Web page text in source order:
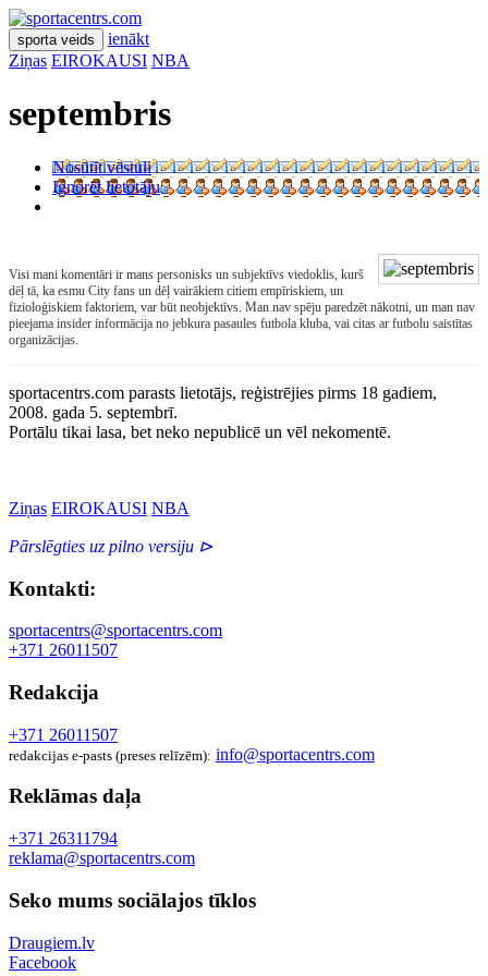
sporta veids
ienākt
Ziņas EIROKAUSI NBA
septembris
Nosūtīt vēstuli
Ignorēt lietotāju
Visi mani komentāri ir mans personisks un subjektīvs viedoklis, kurš
dēļ tā, ka esmu City fans un dēļ vairākiem citiem empīriskiem, un
fizioloģiskiem faktoriem, var būt neobjektīvs. Man nav spēju paredzēt nākotni, un man nav
pieejama insider informācija no jebkura pasaules futbola kluba, vai citas ar futbolu saistītas
organizācijas.
sportacentrs.com parasts lietotājs, reģistrējies pirms 18 gadiem,
2008. gada 5. septembrī.
Portālu tikai lasa, bet neko nepublicē un vēl nekomentē.
Ziņas EIROKAUSI NBA
Pārslēgties uz pilno versiju ⊳
Kontakti:
sportacentrs@sportacentrs.com
+371 26011507
Redakcija
+371 26011507
redakcijas e-pasts (preses relīzēm): info@sportacentrs.com
Reklāmas daļa
+371 26311794
reklama@sportacentrs.com
Seko mums sociālajos tīklos
Draugiem.lv
Facebook